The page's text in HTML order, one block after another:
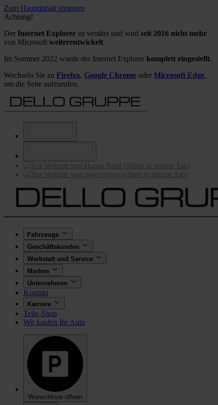
Zum Hauptinhalt springen
Achtung!
Der Internet Explorer ist veraltet und wird seit 2016 nicht mehr
von Microsoft weiterentwickelt.
Im Sommer 2022 wurde der Internet Explorer komplett eingestellt.
Wechseln Sie zu Firefox, Google Chrome oder Microsoft Edge,
um die Seite aufzurufen.
Fahrzeuge
Geschäftskunden
Werkstatt und Service
Marken
Unternehmen
Kontakt
Karriere
Teile-Shop
Wir kaufen Ihr Auto
Wunschliste öffnen